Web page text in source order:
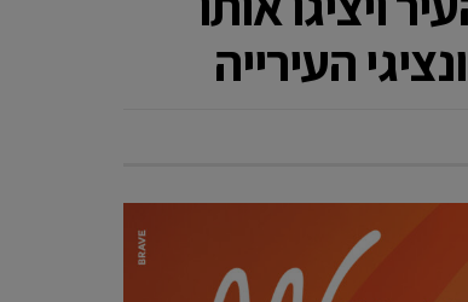
העירייה